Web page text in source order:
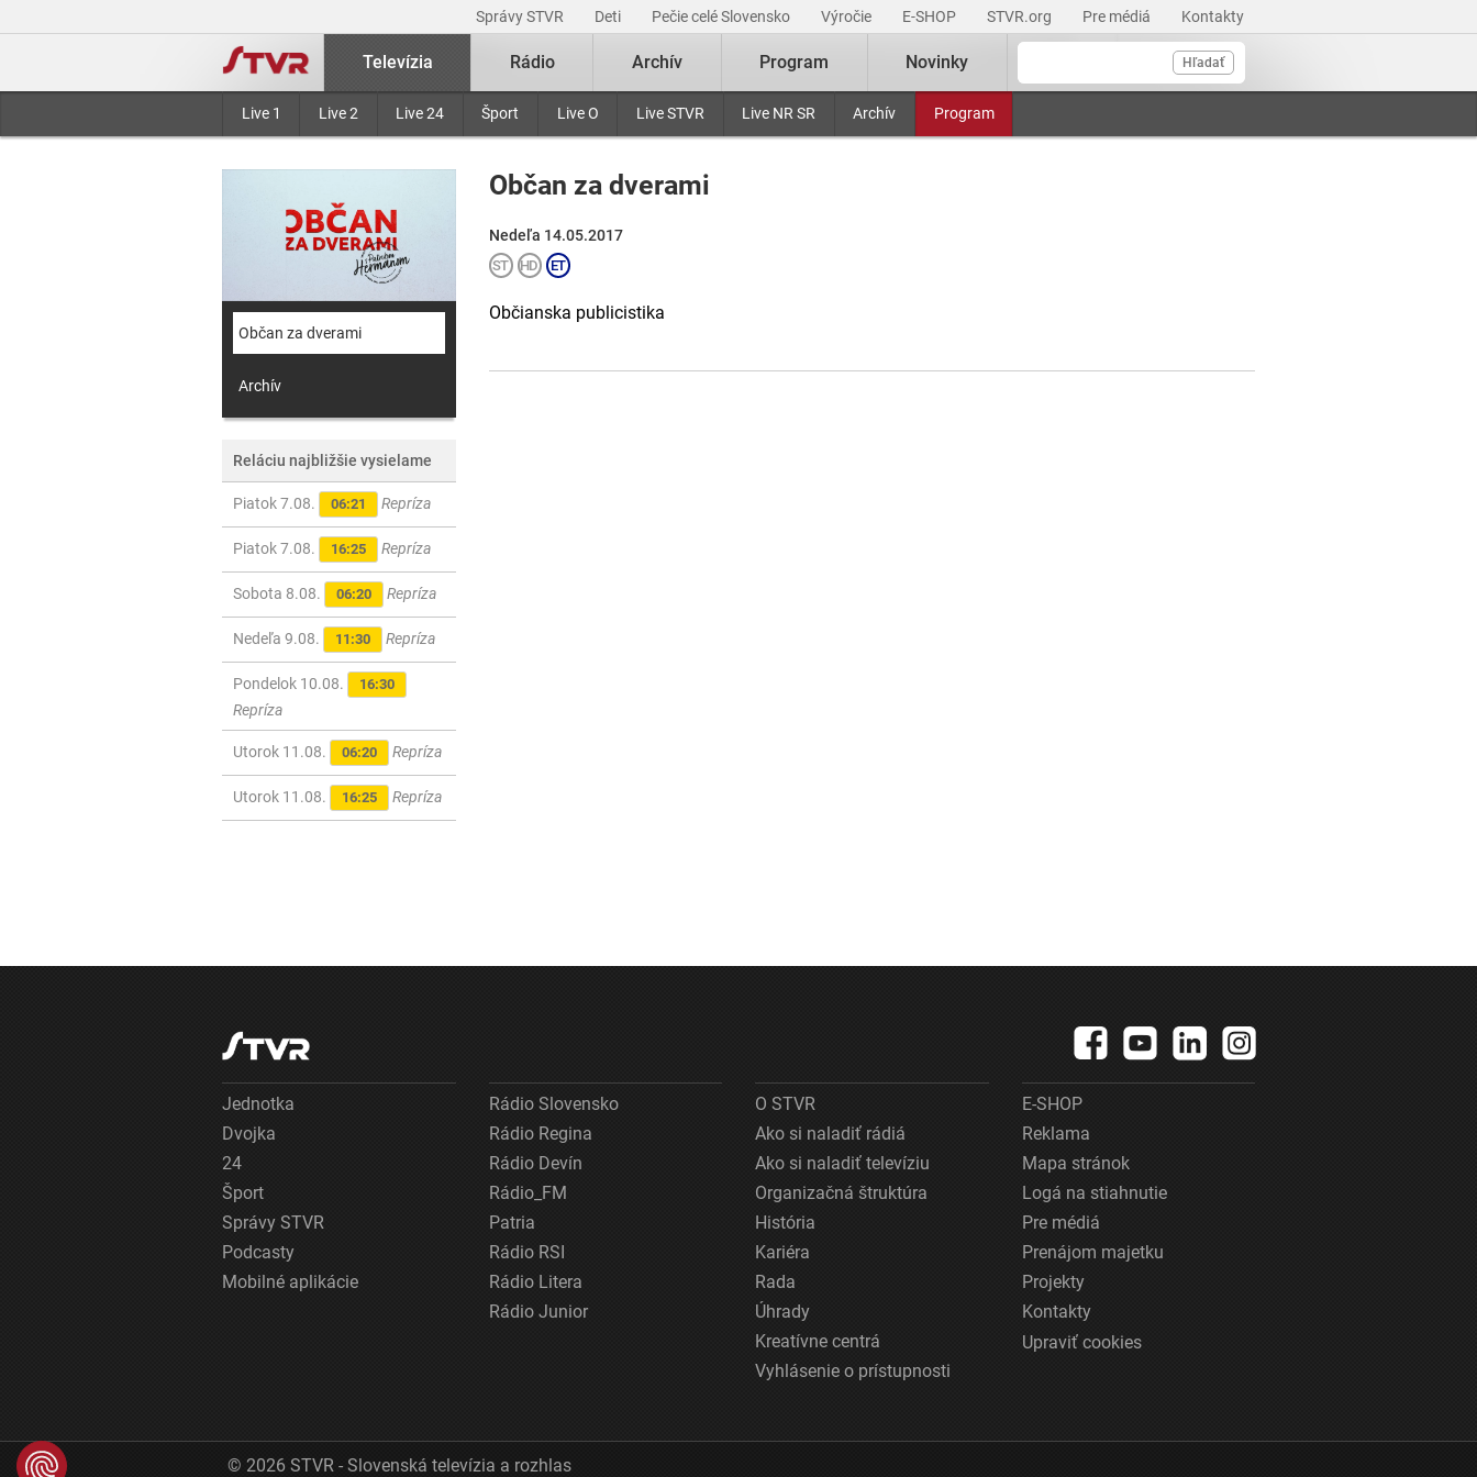
Správy STVR Deti Pečie celé Slovensko Výročie E-SHOP STVR.org Pre médiá Kontakty
Hľadať
Televízia
Live 1 Live 2 Live 24 Šport Live O Live STVR Live NR SR Archív Program
Rádio Archív Program Novinky
Občan za dverami
Archív
Reláciu najbližšie vysielame
Piatok 7.08. 06:21 Repríza
Piatok 7.08. 16:25 Repríza
Sobota 8.08. 06:20 Repríza
Nedeľa 9.08. 11:30 Repríza
Pondelok 10.08. 16:30
Repríza
Utorok 11.08. 06:20 Repríza
Utorok 11.08. 16:25 Repríza
Občan za dverami
Nedeľa 14.05.2017
Občianska publicistika
Jednotka
Dvojka
24
Šport
Správy STVR
Podcasty
Mobilné aplikácie
Rádio Slovensko
Rádio Regina
Rádio Devín
Rádio_FM
Patria
Rádio RSI
Rádio Litera
Rádio Junior
O STVR
Ako si naladiť rádiá
Ako si naladiť televíziu
Organizačná štruktúra
História
Kariéra
Rada
Úhrady
Kreatívne centrá
Vyhlásenie o prístupnosti
E-SHOP
Reklama
Mapa stránok
Logá na stiahnutie
Pre médiá
Prenájom majetku
Projekty
Kontakty
Upraviť cookies
© 2026 STVR - Slovenská televízia a rozhlas